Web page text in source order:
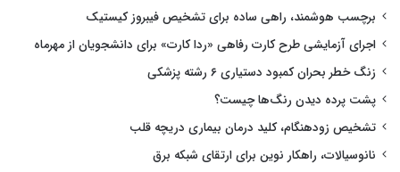
برچسب هوشمند، راهی ساده برای تشخیص فیبروز کیستیک
اجرای آزمایشی طرح کارت رفاهی «ردا کارت» برای دانشجویان از مهرماه
زنگ خطر بحران کمبود دستیاری ۶ رشته پزشکی
پشت پرده دیدن رنگ‌ها چیست؟
تشخیص زودهنگام، کلید درمان بیماری دریچه قلب
نانوسیالات، راهکار نوین برای ارتقای شبکه برق